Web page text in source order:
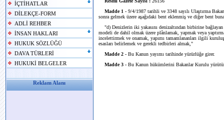
İÇTİHATLAR
DİLEKÇE-FORM
ADLİ REHBER
İNSAN HAKLARI
HUKUK SÖZLÜĞÜ
DAVA TÜRLERİ
HUKUKİ BELGELER
Reklam Alanı
Madde 1 - 9/4/1987 tarihli ve 3348 sayılı Ulaştırma
sonra gelmek üzere aşağıdaki bent eklenmiş ve diğer bent
"d) Denizlerin iki yakasını denizaltından birbirine
modeli de dahil olmak üzere plânlamak, yapmak veya
incelettirmek ve onamak, yapımı tamamlananları ilgili
esasları belirlemek ve gerekli tedbirleri almak,"
Madde 2 - Bu Kanun yayımı tarihinde yürürlüğe girer.
Madde 3 - Bu Kanun hükümlerini Bakanlar Kurulu